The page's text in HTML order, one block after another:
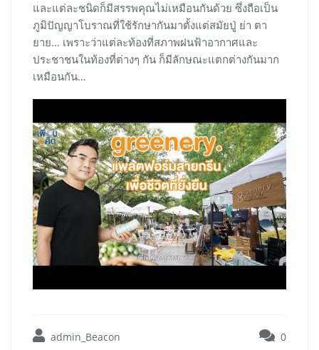
และแต่ละชนิดก็มีสรรพคุณไม่เหมือนกันด้วย ซึ่งถือเป็น
ภูมิปัญญาโบราณที่ใช้รักษากันมาตั้งแต่สมัยปู่ ย่า ตา
ยาย… เพราะว่าแต่ละท้องที่สภาพฝนฟ้าอากาศและ
ประชาชนในท้องที่ต่างๆ กัน ก็มีลักษณะแตกต่างกันมาก
เหมือนกัน…
admin_Beacon 0